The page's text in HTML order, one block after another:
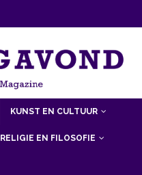
KUNST EN CULTUUR
RELIGIE EN FILOSOFIE